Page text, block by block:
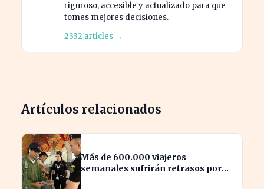
riguroso, accesible y actualizado para que
tomes mejores decisiones.
2332 articles →
Artículos relacionados
Más de 600.000 viajeros
semanales sufrirán retrasos por